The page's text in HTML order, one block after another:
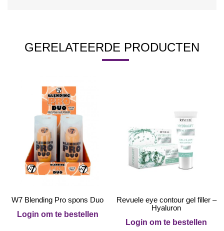
GERELATEERDE PRODUCTEN
W7 Blending Pro spons Duo
Login om te bestellen
Revuele eye contour gel filler –
Hyaluron
Login om te bestellen